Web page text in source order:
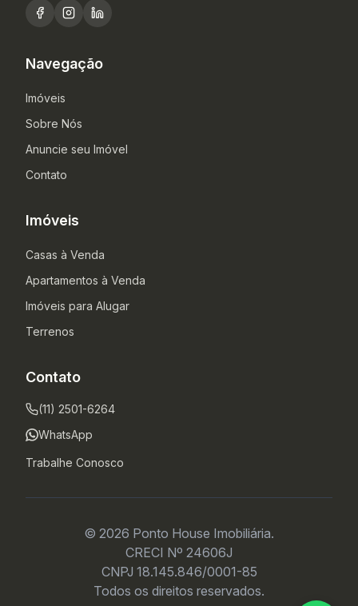
Navegação
Imóveis
Sobre Nós
Anuncie seu Imóvel
Contato
Imóveis
Casas à Venda
Apartamentos à Venda
Imóveis para Alugar
Terrenos
Contato
(11) 2501-6264
WhatsApp
Trabalhe Conosco
© 2026 Ponto House Imobiliária.
CRECI Nº 24606J
CNPJ 18.145.846/0001-85
Todos os direitos reservados.